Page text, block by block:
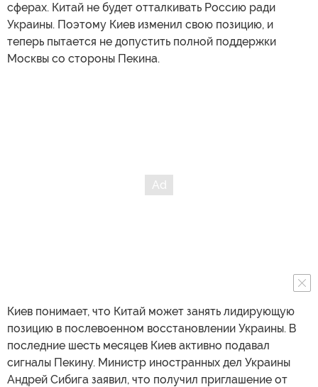
сферах. Китай не будет отталкивать Россию ради
Украины. Поэтому Киев изменил свою позицию, и
теперь пытается не допустить полной поддержки
Москвы со стороны Пекина.
Киев понимает, что Китай может занять лидирующую
позицию в послевоенном восстановлении Украины. В
последние шесть месяцев Киев активно подавал
сигналы Пекину. Министр иностранных дел Украины
Андрей Сибига заявил, что получил приглашение от